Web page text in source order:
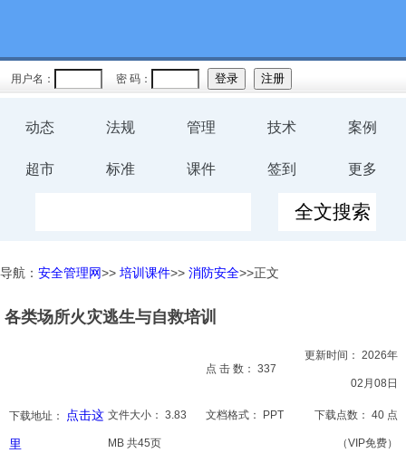
用户名： 密 码：
动态 法规 管理 技术 案例
超市 标准 课件 签到 更多
规程
预案
评价
生
环保
导航： 安全管理网>> 培训课件>> 消防安全>>正文
各类场所火灾逃生与自救培训
点 击 数： 337
更新时间： 2026年
02月08日
下载地址：
点击这
里
文件大小： 3.83
MB 共45页
文档格式： PPT 下载点数： 40 点
（VIP免费）